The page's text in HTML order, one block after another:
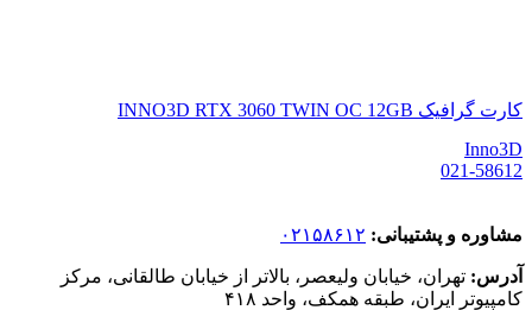
کارت گرافیک INNO3D RTX 3060 TWIN OC 12GB
Inno3D
021-58612
مشاوره و پشتیبانی: ۰۲۱۵۸۶۱۲
آدرس: تهران، خیابان ولیعصر، بالاتر از خیابان طالقانی، مرکز
کامپیوتر ایران، طبقه همکف، واحد ۴۱۸